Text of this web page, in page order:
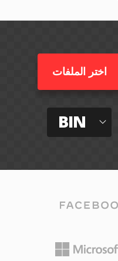
اختر الملفات
BIN